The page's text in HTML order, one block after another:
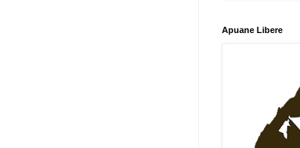
Apuane Libere